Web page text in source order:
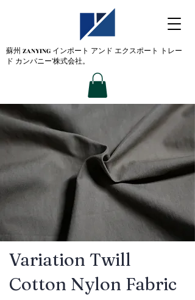
蘇州 ZANYING インポート アンド エクスポート トレー
ド カンパニー'株式会社。
Variation Twill
Cotton Nylon Fabric